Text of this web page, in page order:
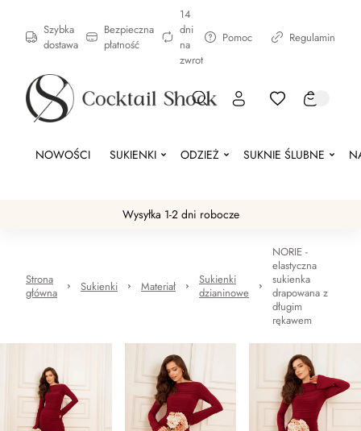
Szybka
dostawa
Bezpieczna
płatność
14
dni
na
zwrot
Pomoc Regulamin
NOWOŚCI SUKIENKI ODZIEŻ SUKNIE ŚLUBNE
Wysyłka 1-2 dni robocze
Strona
główna
Sukienki Materiał
Sukienki
dzianinowe
NORIE -
elastyczna
sukienka
drapowana z
długim
rękawem